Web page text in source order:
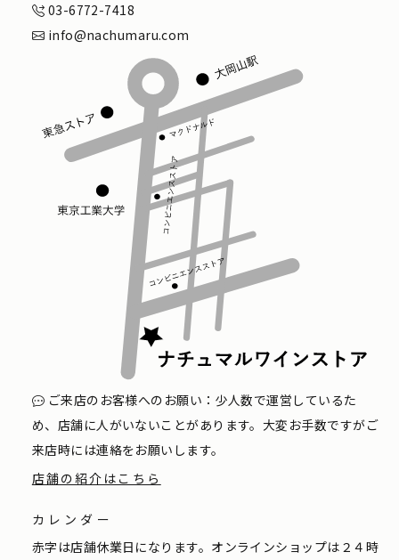
03-6772-7418
info@nachumaru.com
ご来店のお客様へのお願い：少人数で運営しているた
め、店舗に人がいないことがあります。大変お手数ですがご
来店時には連絡をお願いします。
店舗の紹介はこちら
カレンダー
赤字は店舗休業日になります。オンラインショップは２４時